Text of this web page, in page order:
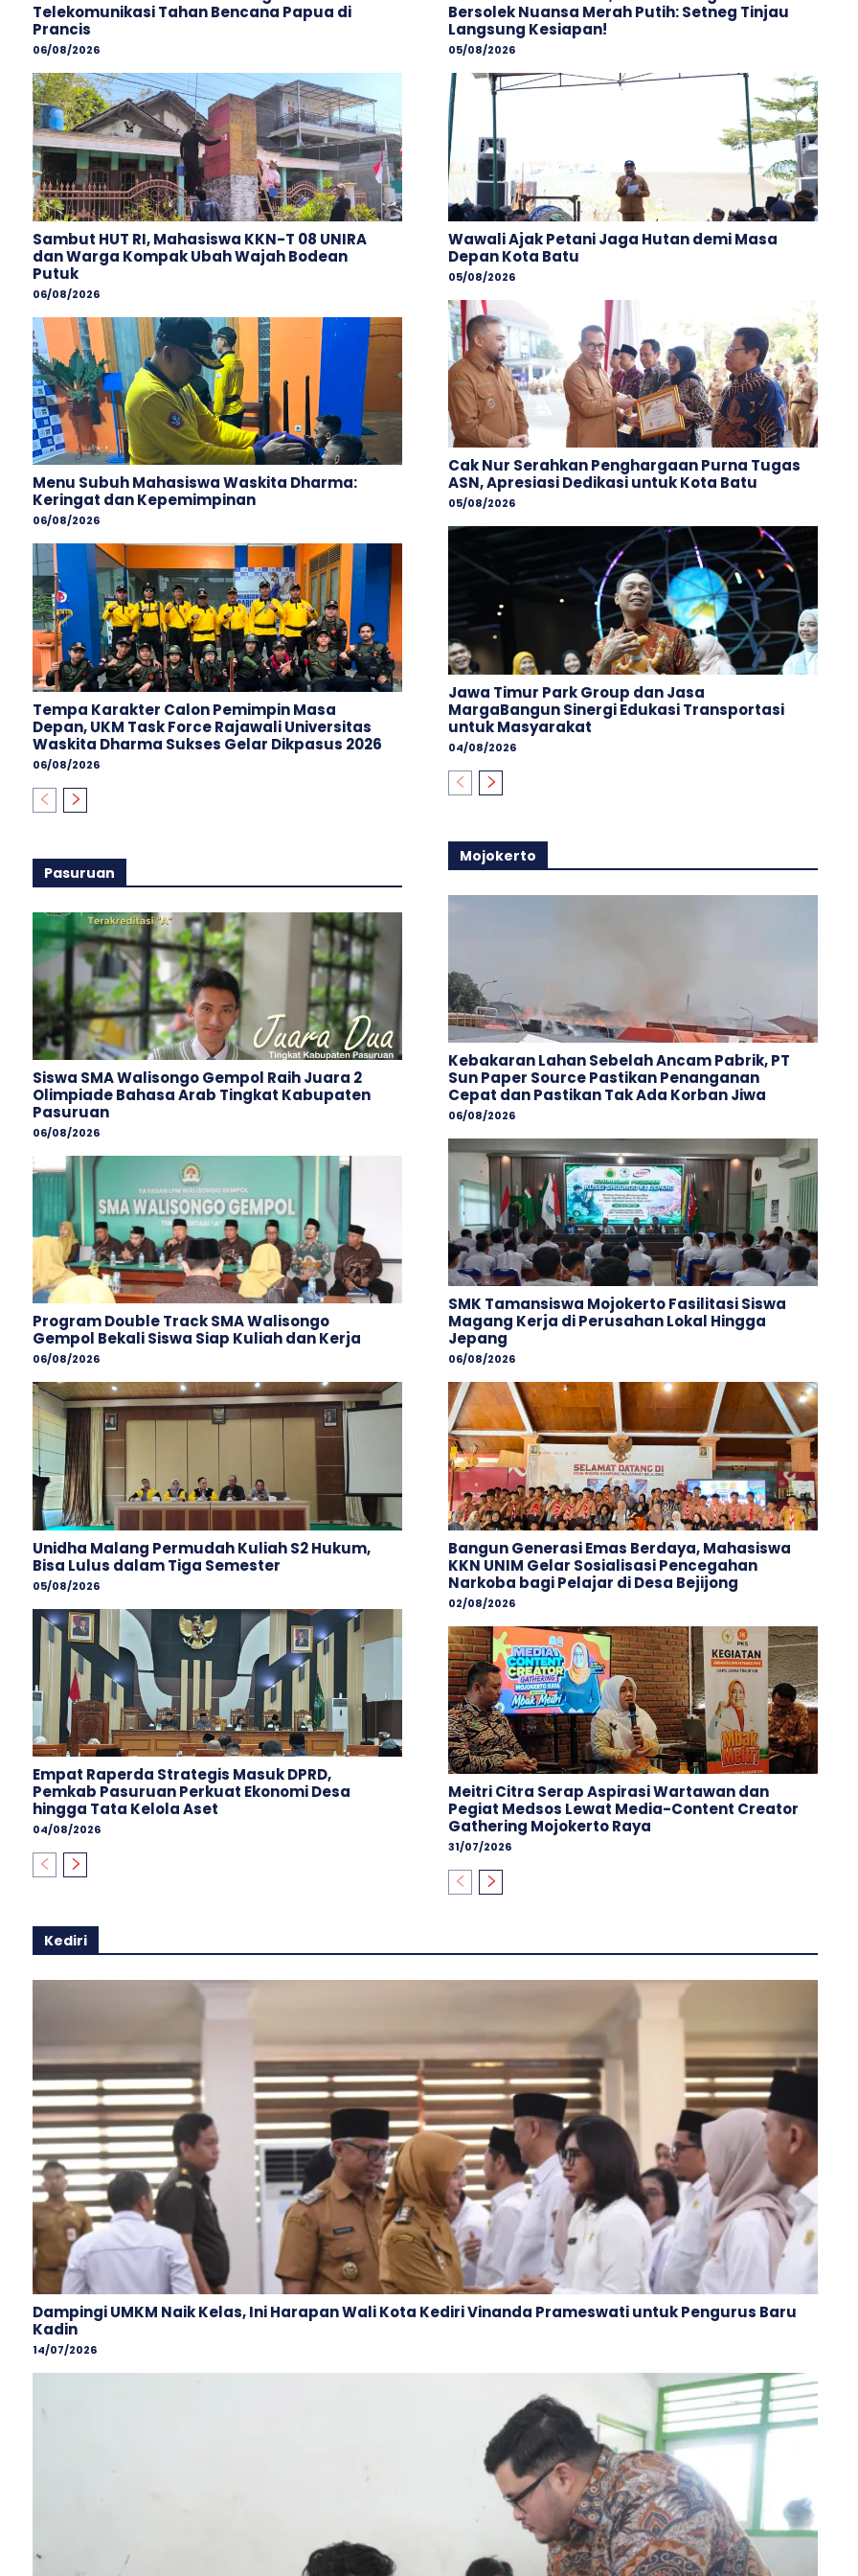
Telekomunikasi Tahan Bencana Papua di
Prancis
06/08/2026
Sambut HUT RI, Mahasiswa KKN-T 08 UNIRA
dan Warga Kompak Ubah Wajah ‎Bodean
Putuk
06/08/2026
Menu Subuh Mahasiswa Waskita Dharma:
Keringat dan Kepemimpinan
06/08/2026
Tempa Karakter Calon Pemimpin Masa
Depan, UKM Task Force Rajawali Universitas
Waskita Dharma Sukses Gelar Dikpasus 2026
06/08/2026
Pasuruan
Siswa SMA Walisongo Gempol Raih Juara 2
Olimpiade Bahasa Arab Tingkat Kabupaten
Pasuruan
06/08/2026
Program Double Track SMA Walisongo
Gempol Bekali Siswa Siap Kuliah dan Kerja
06/08/2026
Unidha Malang Permudah Kuliah S2 Hukum,
Bisa Lulus dalam Tiga Semester
05/08/2026
Empat Raperda Strategis Masuk DPRD,
Pemkab Pasuruan Perkuat Ekonomi Desa
hingga Tata Kelola Aset
04/08/2026
Bersolek Nuansa Merah Putih: Setneg Tinjau
Langsung Kesiapan!
05/08/2026
Wawali Ajak Petani Jaga Hutan demi Masa
Depan Kota Batu
05/08/2026
Cak Nur Serahkan Penghargaan Purna Tugas
ASN, Apresiasi Dedikasi untuk Kota Batu
05/08/2026
Jawa Timur Park Group dan Jasa
MargaBangun Sinergi Edukasi Transportasi
untuk Masyarakat
04/08/2026
Mojokerto
Kebakaran Lahan Sebelah Ancam Pabrik, PT
Sun Paper Source Pastikan Penanganan
Cepat dan Pastikan Tak Ada Korban Jiwa
06/08/2026
SMK Tamansiswa Mojokerto Fasilitasi Siswa
Magang Kerja di Perusahan Lokal Hingga
Jepang
06/08/2026
Bangun Generasi Emas Berdaya, Mahasiswa
KKN UNIM Gelar Sosialisasi Pencegahan
Narkoba bagi Pelajar di Desa Bejijong
02/08/2026
Meitri Citra Serap Aspirasi Wartawan dan
Pegiat Medsos Lewat Media-Content Creator
Gathering Mojokerto Raya
31/07/2026
Kediri
Dampingi UMKM Naik Kelas, Ini Harapan Wali Kota Kediri Vinanda Prameswati untuk Pengurus Baru
Kadin
14/07/2026